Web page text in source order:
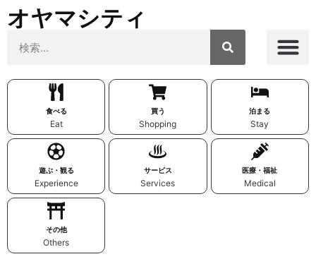
オヤマシティ
食べる
Eat
買う
Shopping
泊まる
Stay
遊ぶ・観る
Experience
サービス
Services
医療・福祉
Medical
その他
Others